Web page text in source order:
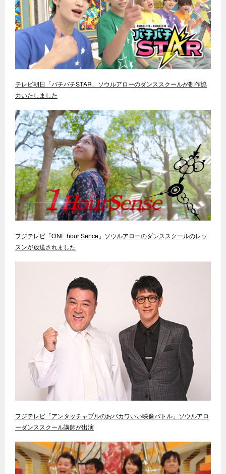
テレビ朝日「バチバチSTAR」ソウルアローのダンススクールが制作協
力いたしました
フジテレビ「ONE hour Sence」ソウルアローのダンススクールのレッ
スンが放送されました
フジテレビ「アンタッチャブルのおバカワいい映像バトル」ソウルアロ
ーダンススクール講師が出演